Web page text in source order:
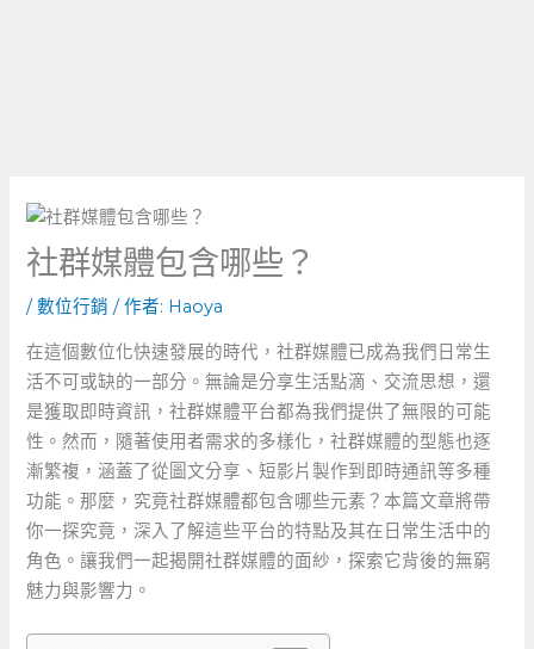
社群媒體包含哪些？
/數位行銷 / 作者: Haoya
在這個數位化快速發展的時代，社群媒體已成為我們日常生
活不可或缺的一部分。無論是分享生活點滴、交流思想，還
是獲取即時資訊，社群媒體平台都為我們提供了無限的可能
性。然而，隨著使用者需求的多樣化，社群媒體的型態也逐
漸繁複，涵蓋了從圖文分享、短影片製作到即時通訊等多種
功能。那麼，究竟社群媒體都包含哪些元素？本篇文章將帶
你一探究竟，深入了解這些平台的特點及其在日常生活中的
角色。讓我們一起揭開社群媒體的面紗，探索它背後的無窮
魅力與影響力。